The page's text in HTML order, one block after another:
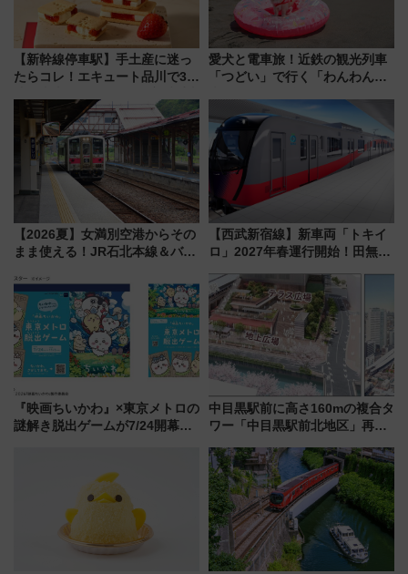
【新幹線停車駅】手土産に迷っ
たらコレ！エキュート品川で3年
産スイーツとは？
愛犬と電車旅！近鉄の観光列車
「つどい」で行く「わんわん列
める日帰りツアー
【2026夏】女満別空港からその
まま使える！JR石北本線＆バス
ーパス」でおトクに道東観光
（8/3発売）
【西武新宿線】新車両「トキイ
ロ」2027年春運行開始！田無・
「第2弾」も
『映画ちいかわ』×東京メトロの
謎解き脱出ゲームが7/24開幕！
中目黒駅前に高さ160mの複合タ
ワー「中目黒駅前北地区」再開